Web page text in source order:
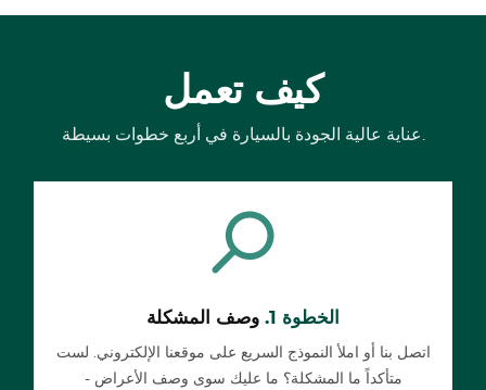
كيف تعمل
عناية عالية الجودة بالسيارة في أربع خطوات بسيطة.
الخطوة 1. وصف المشكلة
اتصل بنا أو املأ النموذج السريع على موقعنا الإلكتروني. لست
متأكداً ما المشكلة؟ ما عليك سوى وصف الأعراض -